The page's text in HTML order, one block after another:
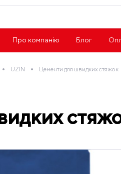
Про компанію Блог
• UZIN • Цементи для швидких стяжок